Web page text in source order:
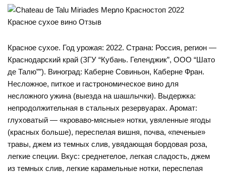
Красное сухое. Год урожая: 2022. Страна: Россия, регион —
Краснодарский край (ЗГУ “Кубань. Геленджик”, ООО “Шато
де Талю””). Виноград: Каберне Совиньон, Каберне Фран.
Несложное, питкое и гастрономическое вино для
несложного ужина (выезда на шашлычки). Выдержка:
непродолжительная в стальных резервуарах. Аромат:
глуховатый — «кроваво-мясные» нотки, увяленные ягоды
(красных больше), переспелая вишня, почва, «печеные»
травы, джем из темных слив, увядающая бордовая роза,
легкие специи. Вкус: среднетелое, легкая сладость, джем
из темных слив, легкие карамельные нотки, переспелая